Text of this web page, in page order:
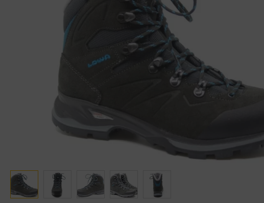
Pantoffels
Verbandschoenen (externe website)
Lowa
Meindl